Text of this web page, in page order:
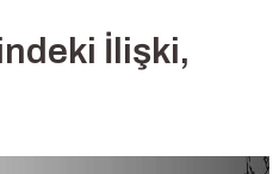
İlişki,